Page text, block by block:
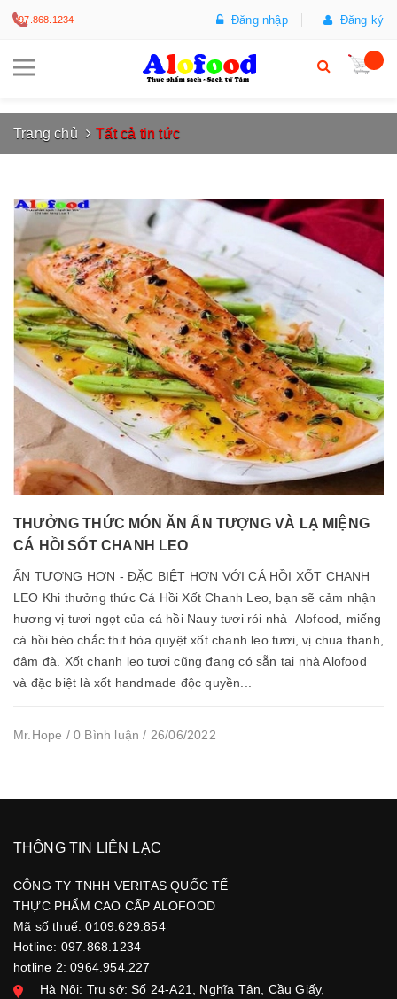
097.868.1234 Đăng nhập Đăng ký
Trang chủ Tất cả tin tức
THƯỞNG THỨC MÓN ĂN ẤN TƯỢNG VÀ LẠ MIỆNG
CÁ HỒI SỐT CHANH LEO
ẤN TƯỢNG HƠN - ĐẶC BIỆT HƠN VỚI CÁ HỒI XỐT CHANH
LEO Khi thưởng thức Cá Hồi Xốt Chanh Leo, bạn sẽ cảm nhận
hương vị tươi ngọt của cá hồi Nauy tươi rói nhà Alofood, miếng
cá hồi béo chắc thit hòa quyệt xốt chanh leo tươi, vị chua thanh,
đậm đà. Xốt chanh leo tươi cũng đang có sẵn tại nhà Alofood
và đặc biệt là xốt handmade độc quyền...
Mr.Hope / 0 Bình luận / 26/06/2022
THÔNG TIN LIÊN LẠC
CÔNG TY TNHH VERITAS QUỐC TẾ
THỰC PHẨM CAO CẤP ALOFOOD
Mã số thuế: 0109.629.854
Hotline: 097.868.1234
hotline 2: 0964.954.227
Hà Nội: Trụ sở: Số 24-A21, Nghĩa Tân, Cầu Giấy,